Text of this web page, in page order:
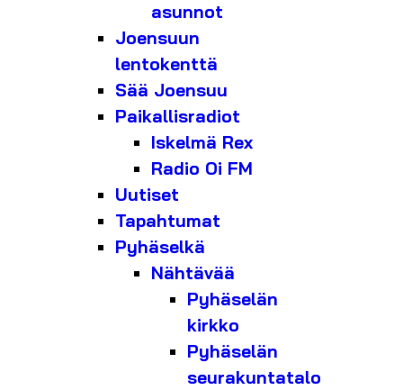
asunnot
Joensuun
lentokenttä
Sää Joensuu
Paikallisradiot
Iskelmä Rex
Radio Oi FM
Uutiset
Tapahtumat
Pyhäselkä
Nähtävää
Pyhäselän
kirkko
Pyhäselän
seurakuntatalo